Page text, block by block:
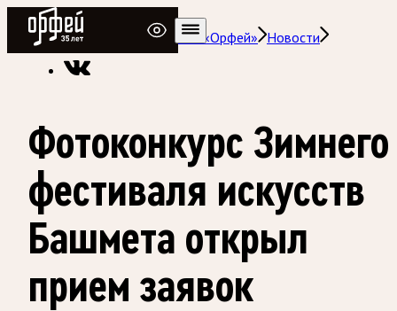
Радио Орфей
Радио классической музыки «Орфей» Новости
Фотоконкурс Зимнего
фестиваля искусств
Башмета открыл
прием заявок